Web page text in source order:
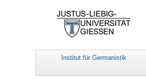
Institut für Germanistik